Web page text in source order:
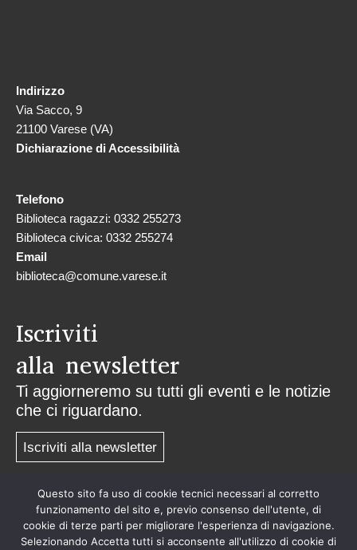
Indirizzo
Via Sacco, 9
21100 Varese (VA)
Dichiarazione di Accessibilità
Telefono
Biblioteca ragazzi: 0332 255273
Biblioteca civica: 0332 255274
Email
biblioteca@comune.varese.it
Iscriviti
alla newsletter
Ti aggiorneremo su tutti gli eventi e le notizie
che ci riguardano.
Iscriviti alla newsletter
Privacy
Questo sito fa uso di cookie tecnici necessari al corretto
funzionamento del sito e, previo consenso dell'utente, di
cookie di terze parti per migliorare l'esperienza di navigazione.
Selezionando Accetta tutti si acconsente all'utilizzo di cookie di